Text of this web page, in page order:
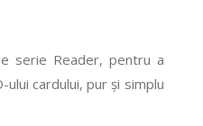
serie Reader, pentru a
cardului, pur și simplu